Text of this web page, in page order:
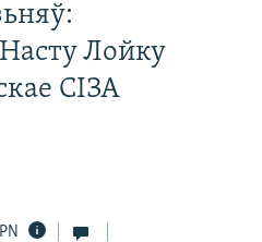
Лойку
СІЗА